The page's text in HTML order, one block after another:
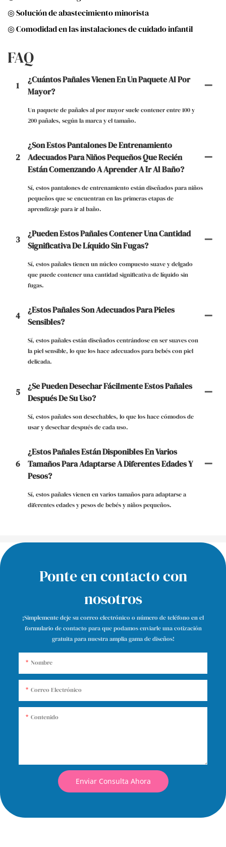
◎ Solución de abastecimiento minorista
◎ Comodidad en las instalaciones de cuidado infantil
FAQ
1
¿Cuántos Pañales Vienen En Un Paquete Al Por
Mayor?
Un paquete de pañales al por mayor suele contener entre 100 y
200 pañales, según la marca y el tamaño.
2
¿Son Estos Pantalones De Entrenamiento
Adecuados Para Niños Pequeños Que Recién
Están Comenzando A Aprender A Ir Al Baño?
Sí, estos pantalones de entrenamiento están diseñados para niños
pequeños que se encuentran en las primeras etapas de
aprendizaje para ir al baño.
3
¿Pueden Estos Pañales Contener Una Cantidad
Significativa De Líquido Sin Fugas?
Sí, estos pañales tienen un núcleo compuesto suave y delgado
que puede contener una cantidad significativa de líquido sin
fugas.
4
¿Estos Pañales Son Adecuados Para Pieles
Sensibles?
Sí, estos pañales están diseñados centrándose en ser suaves con
la piel sensible, lo que los hace adecuados para bebés con piel
delicada.
5
¿Se Pueden Desechar Fácilmente Estos Pañales
Después De Su Uso?
Sí, estos pañales son desechables, lo que los hace cómodos de
usar y desechar después de cada uso.
6
¿Estos Pañales Están Disponibles En Varios
Tamaños Para Adaptarse A Diferentes Edades Y
Pesos?
Sí, estos pañales vienen en varios tamaños para adaptarse a
diferentes edades y pesos de bebés y niños pequeños.
Ponte en contacto con
nosotros
¡Simplemente deje su correo electrónico o número de teléfono en el
formulario de contacto para que podamos enviarle una cotización
gratuita para nuestra amplia gama de diseños!
Nombre
Correo Electrónico
Contenido
Enviar Consulta Ahora